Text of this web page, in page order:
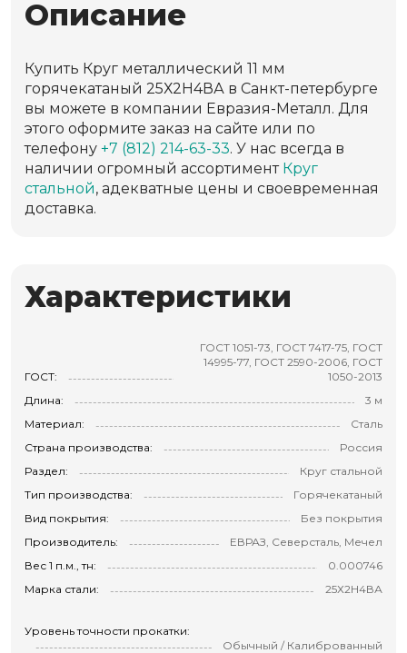
Описание
Купить Круг металлический 11 мм
горячекатаный 25Х2Н4ВА в Санкт-петербурге
вы можете в компании Евразия-Металл. Для
этого оформите заказ на сайте или по
телефону +7 (812) 214-63-33. У нас всегда в
наличии огромный ассортимент Круг
стальной, адекватные цены и своевременная
доставка.
Характеристики
ГОСТ:
ГОСТ 1051-73, ГОСТ 7417-75, ГОСТ
14995-77, ГОСТ 2590-2006, ГОСТ
1050-2013
Длина:
3 м
Материал:
Сталь
Страна производства:
Россия
Раздел:
Круг стальной
Тип производства:
Горячекатаный
Вид покрытия:
Без покрытия
Производитель:
ЕВРАЗ, Северсталь, Мечел
Вес 1 п.м., тн:
0.000746
Марка стали:
25Х2Н4ВА
Уровень точности прокатки:
Обычный / Калиброванный